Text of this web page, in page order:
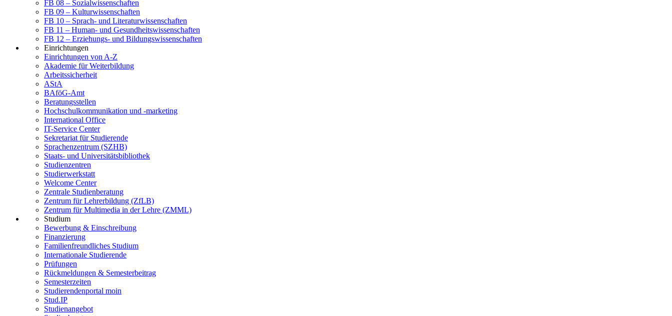
FB 08 – Sozialwissenschaften
FB 09 – Kulturwissenschaften
FB 10 – Sprach- und Literaturwissenschaften
FB 11 – Human- und Gesundheitswissenschaften
FB 12 – Erziehungs- und Bildungswissenschaften
Einrichtungen
Einrichtungen von A-Z
Akademie für Weiterbildung
Arbeitssicherheit
AStA
BAföG-Amt
Beratungsstellen
Hochschulkommunikation und -marketing
International Office
IT-Service Center
Sekretariat für Studierende
Sprachenzentrum (SZHB)
Staats- und Universitätsbibliothek
Studienzentren
Studierwerkstatt
Welcome Center
Zentrale Studienberatung
Zentrum für Lehrerbildung (ZfLB)
Zentrum für Multimedia in der Lehre (ZMML)
Studium
Bewerbung & Einschreibung
Finanzierung
Familienfreundliches Studium
Internationale Studierende
Prüfungen
Rückmeldungen & Semesterbeitrag
Semesterzeiten
Studierendenportal moin
Stud.IP
Studienangebot